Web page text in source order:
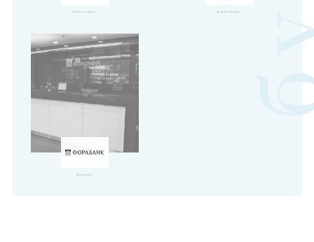
#ресторан #ресторан
#банки